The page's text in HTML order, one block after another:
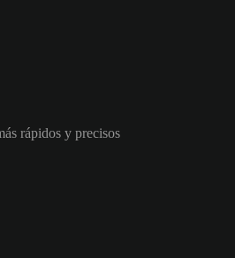
rápidos y precisos